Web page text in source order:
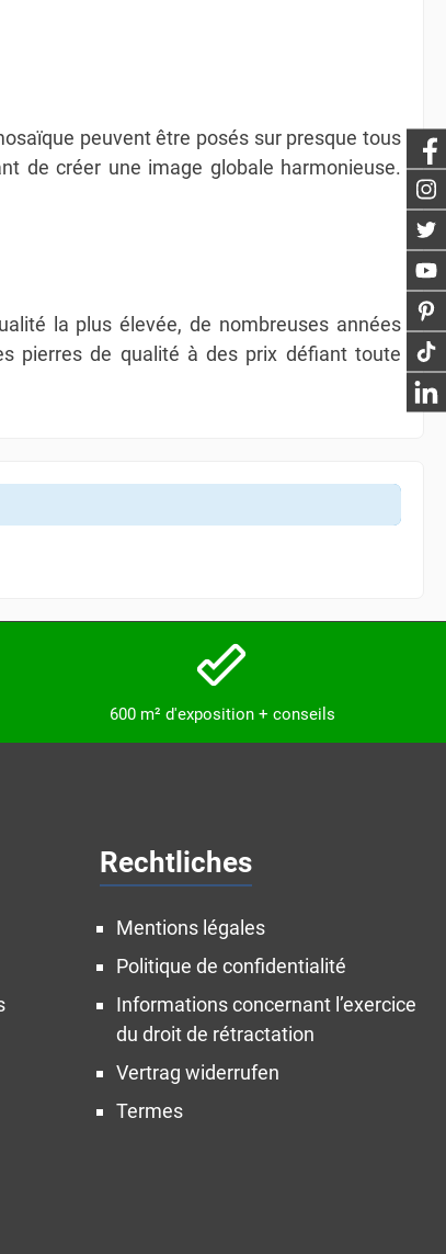
peuvent être posés sur presque tous
de créer une image globale harmonieuse.
la plus élevée, de nombreuses années
pierres de qualité à des prix défiant toute
600 m² d'exposition + conseils
Rechtliches
Mentions légales
Politique de confidentialité
Informations concernant l’exercice
du droit de rétractation
Vertrag widerrufen
Termes